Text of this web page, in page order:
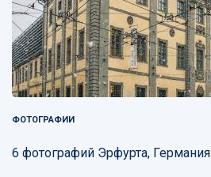
ФОТОГРАФИИ
6 фотографий Эрфурта, Германия